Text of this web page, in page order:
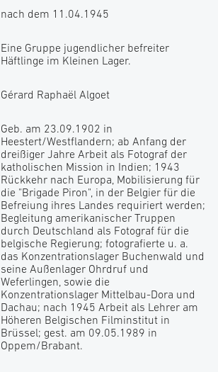
nach dem 11.04.1945
Eine Gruppe jugendlicher befreiter
Häftlinge im Kleinen Lager.
Gérard Raphaël Algoet
Geb. am 23.09.1902 in
Heestert/Westflandern; ab Anfang der
dreißiger Jahre Arbeit als Fotograf der
katholischen Mission in Indien; 1943
Rückkehr nach Europa, Mobilisierung für
die "Brigade Piron", in der Belgier für die
Befreiung ihres Landes requiriert werden;
Begleitung amerikanischer Truppen
durch Deutschland als Fotograf für die
belgische Regierung; fotografierte u. a.
das Konzentrationslager Buchenwald und
seine Außenlager Ohrdruf und
Weferlingen, sowie die
Konzentrationslager Mittelbau-Dora und
Dachau; nach 1945 Arbeit als Lehrer am
Höheren Belgischen Filminstitut in
Brüssel; gest. am 09.05.1989 in
Oppem/Brabant.